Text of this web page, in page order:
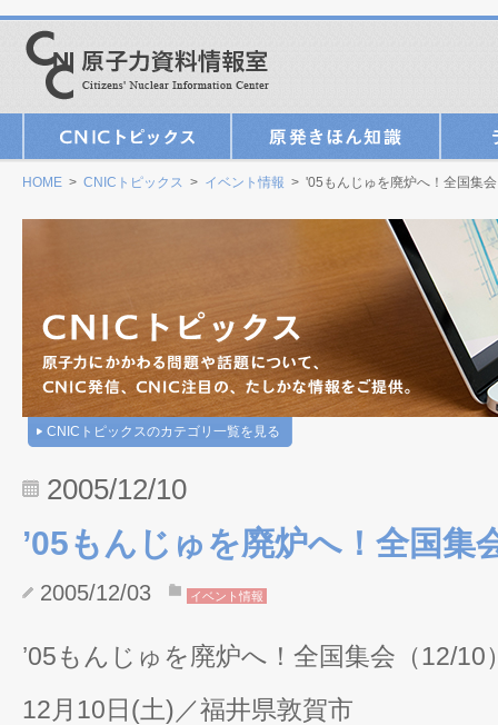
HOME > CNICトピックス > イベント情報 > '05もんじゅを廃炉へ！全国集
CNICトピックスのカテゴリ一覧を見る
2005/12/10
’05もんじゅを廃炉へ！全国集
2005/12/03 イベント情報
’05もんじゅを廃炉へ！全国集会（12/10
12月10日(土)／福井県敦賀市